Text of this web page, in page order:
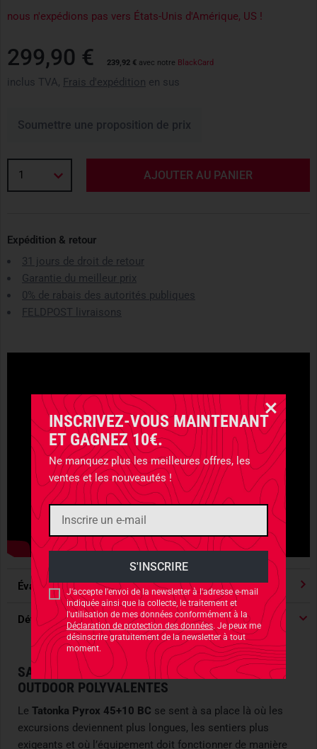
INSCRIVEZ-VOUS MAINTENANT
ET GAGNEZ 10€.
Ne manquez plus les meilleures offres, les
ventes et les nouveautés !
J'accepte l'envoi de la newsletter à l'adresse e-mail
indiquée ainsi que la collecte, le traitement et
l'utilisation de mes données conformément à la
Déclaration de protection des données. Je peux me
désinscrire gratuitement de la newsletter à tout
moment.
nous n'expédions pas vers États-Unis d'Amérique, US !
299,90 € 239,92 € avec notre BlackCard
inclus TVA, Frais d'expédition en sus
Soumettre une proposition de prix
1 AJOUTER AU PANIER
Expédition & retour
31 jours de droit de retour
Garantie du meilleur prix
0% de rabais des autorités publiques
FELDPOST livraisons
Évaluations 4.91/ 5 Étoile
Détails du produit
SAC À DOS BUSHCRAFT POUR RANDONNÉES
OUTDOOR POLYVALENTES
Le Tatonka Pyrox 45+10 BC se sent à sa place là où les
excursions deviennent plus longues, les sentiers plus
exigeants et où l’équipement doit fonctionner de manière